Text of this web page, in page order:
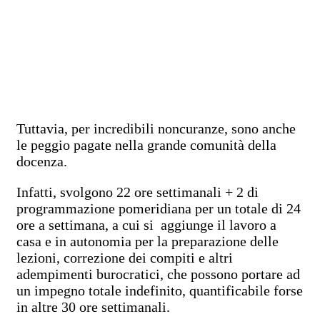
Tuttavia, per incredibili noncuranze, sono anche
le peggio pagate nella grande comunità della
docenza.
Infatti, svolgono 22 ore settimanali + 2 di
programmazione pomeridiana per un totale di 24
ore a settimana, a cui si aggiunge il lavoro a
casa e in autonomia per la preparazione delle
lezioni, correzione dei compiti e altri
adempimenti burocratici, che possono portare ad
un impegno totale indefinito, quantificabile forse
in altre 30 ore settimanali.